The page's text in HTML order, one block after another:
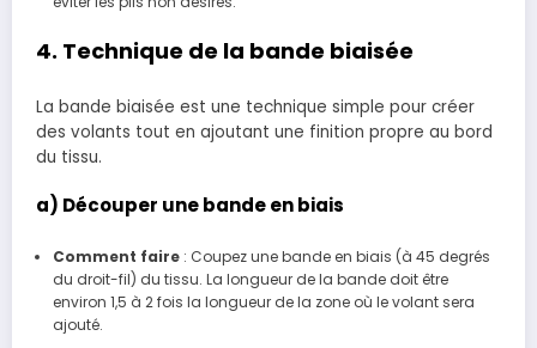
4. Technique de la bande biaisée
La bande biaisée est une technique simple pour créer
des volants tout en ajoutant une finition propre au bord
du tissu.
a) Découper une bande en biais
Comment faire: Coupez une bande en biais (à 45 degrés
du droit-fil) du tissu. La longueur de la bande doit être
environ 1,5 à 2 fois la longueur de la zone où le volant sera
ajouté.